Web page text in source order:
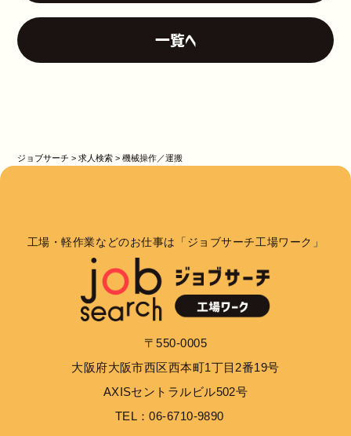
一覧へ
ジョブサーチ >求人検索 >機械操作／運搬
工場・軽作業などのお仕事は「ジョブサーチ工場ワーク」
〒550-0005
大阪府大阪市西区西本町1丁目2番19号
AXISセントラルビル502号
TEL：06-6710-9890